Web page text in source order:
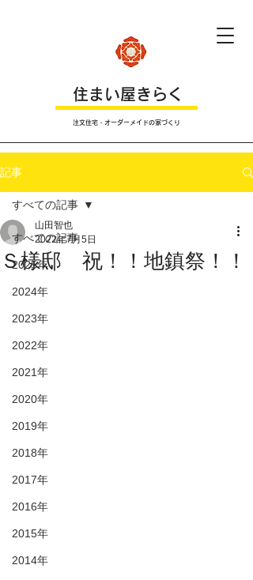
​住まい屋きらく
注文住宅・オーダーメイドの家づくり
記事
すべての記事
2025年
2024年
2023年
2022年
2021年
2020年
2019年
2018年
2017年
2016年
2015年
2014年
すべての記事
Ｓ様邸 祝！！地鎮祭！！
山田智也
2022年7月5日